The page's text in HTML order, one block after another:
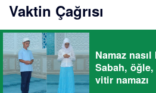
Vaktin Çağrısı
Namaz nasıl
Sabah,
vitir namazı